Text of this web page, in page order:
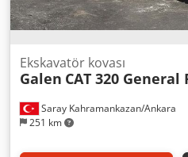
Saray Kahramankazan/Ankara
251 km
Ekskavatör kovası
Galen CAT 320 General